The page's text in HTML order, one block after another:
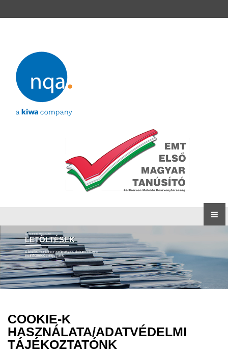
LETÖLTHETŐ ANYAGAINK
A közös munkához szükséges dokumentumok
és információs anyagaink
LETÖLTÉSEK
COOKIE-K
HASZNÁLATA/ADATVÉDELMI
TÁJÉKOZTATÓNK